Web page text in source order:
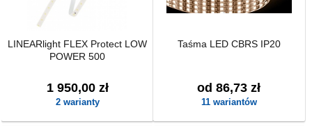
LINEARlight FLEX Protect LOW
POWER 500
1 950,00 zł
2 warianty
Taśma LED CBRS IP20
od 86,73 zł
11 wariantów